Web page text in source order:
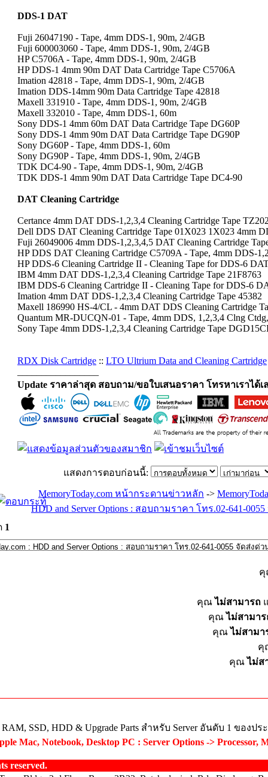
DDS-1 DAT
Fuji 26047190 - Tape, 4mm DDS-1, 90m, 2/4GB
Fuji 600003060 - Tape, 4mm DDS-1, 90m, 2/4GB
HP C5706A - Tape, 4mm DDS-1, 90m, 2/4GB
HP DDS-1 4mm 90m DAT Data Cartridge Tape C5706A
Imation 42818 - Tape, 4mm DDS-1, 90m, 2/4GB
Imation DDS-14mm 90m Data Cartridge Tape 42818
Maxell 331910 - Tape, 4mm DDS-1, 90m, 2/4GB
Maxell 332010 - Tape, 4mm DDS-1, 60m
Sony DDS-1 4mm 60m DAT Data Cartridge Tape DG60P
Sony DDS-1 4mm 90m DAT Data Cartridge Tape DG90P
Sony DG60P - Tape, 4mm DDS-1, 60m
Sony DG90P - Tape, 4mm DDS-1, 90m, 2/4GB
TDK DC4-90 - Tape, 4mm DDS-1, 90m, 2/4GB
TDK DDS-1 4mm 90m DAT Data Cartridge Tape DC4-90
DAT Cleaning Cartridge
Certance 4mm DAT DDS-1,2,3,4 Cleaning Cartridge Tape
Dell DDS DAT Cleaning Cartridge Tape 01X023 1X023 4mm
Fuji 26049006 4mm DDS-1,2,3,4,5 DAT Cleaning Cartridge
HP DDS DAT Cleaning Cartridge C5709A - Tape, 4mm DDS-
HP DDS-6 Cleaning Cartridge II - Cleaning Tape for DDS-6
IBM 4mm DAT DDS-1,2,3,4 Cleaning Cartridge Tape 21F8763
IBM DDS-6 Cleaning Cartridge II - Cleaning Tape for DDS-6
Imation 4mm DAT DDS-1,2,3,4 Cleaning Cartridge Tape 45382
Maxell 186990 HS-4/CL - 4mm DAT DDS Cleaning Cartridge
Quantum MR-DUCQN-01 - Tape, 4mm DDS, 1,2,3,4 Clng
Sony Tape 4mm DDS-1,2,3,4 Cleaning Cartridge Tape
RDX Disk Cartridge :: LTO Ultrium Data and Cleaning Cartridge
Update ราคาล่าสุด สอบถาม/ขอใบเสนอราคา โทรหาเราได้เ
แสดงการตอบก่อนนี้:
MemoryToday.com หน้ากระดานข่าวหลัก ->
HDD and Server Options : สอบถามราคา โทร.02-641-
1
คุณไม่สามารถ
คุณไม่สามา
คุณไม่สามา
คุณไม่ส
SSD, HDD & Upgrade Parts สำหรับ Server อันดับ 1 ของปร
Mac, Notebook, Desktop PC : Server Options -> Processor,
reserved.